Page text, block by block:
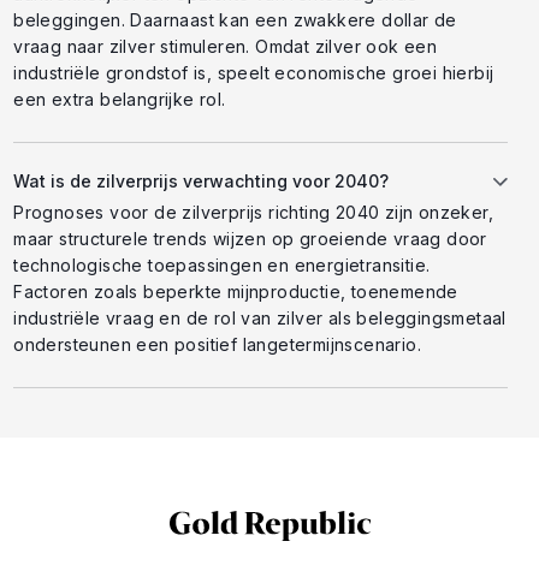
beleggingen. Daarnaast kan een zwakkere dollar de
vraag naar zilver stimuleren. Omdat zilver ook een
industriële grondstof is, speelt economische groei hierbij
een extra belangrijke rol.
Wat is de zilverprijs verwachting voor 2040?
Prognoses voor de zilverprijs richting 2040 zijn onzeker,
maar structurele trends wijzen op groeiende vraag door
technologische toepassingen en energietransitie.
Factoren zoals beperkte mijnproductie, toenemende
industriële vraag en de rol van zilver als beleggingsmetaal
ondersteunen een positief langetermijnscenario.